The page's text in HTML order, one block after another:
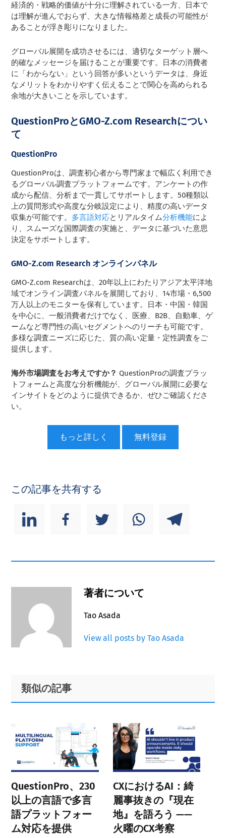
経済的・戦略的価値が十分に理解されている一方、日本で
は理解が進んでおらず、大きな情報格差と成長の可能性が
あることが浮き彫りになりました。
グローバル展開を成功させるには、適切なターゲット層へ
的確なメッセージを届けることが重要です。日本の消費者
に「わからない」という回答が多いというデータは、身近
なメリットをわかりやすく伝えることで関心を高められる
余地が大きいことを示しています。
QuestionProとGMO-Z.com Researchについ
て
QuestionPro
QuestionProは、調査初心者から専門家まで幅広く利用でき
るグローバル調査プラットフォームです。アンケートの作
成から配信、分析まで一貫してサポートします。50種類以
上の質問形式や高度な分岐設定により、精度の高いデータ
収集が可能です。 多言語対応とリアルタイム分析機能によ
り、スムーズな国際調査の実施と、データに基づいた意思
決定をサポートします。
GMO-Z.com Research オンラインパネル
GMO-Z.com Researchは、20年以上にわたりアジア太平洋地
域でオンライン調査パネルを展開しており、14市場・6,500
万人以上のモニターを保有しています。日本・中国・韓国
を中心に、一般消費者だけでなく、医療、B2B、自動車、ゲ
ームなど専門性の高いセグメントへのリーチも可能です。
多様な調査ニーズに応じた、質の高い定量・定性調査をご
提供します。
海外市場調査をお考えですか？ QuestionProの調査プラッ
トフォームと高度な分析機能が、グローバル展開に必要な
インサイトをどのように提供できるか、ぜひご確認くださ
い。
もっと詳しく 無料登録
この記事を共有する
著者について
Tao Asada
View all posts by Tao Asada
Primary
Sidebar
Footer
類似の記事
QuestionPro、230
以上の言語で多言
語プラットフォー
ム対応を提供
CXにおけるAI：綺
麗事抜きの『現在
地』を語ろう ——
火曜のCX考察